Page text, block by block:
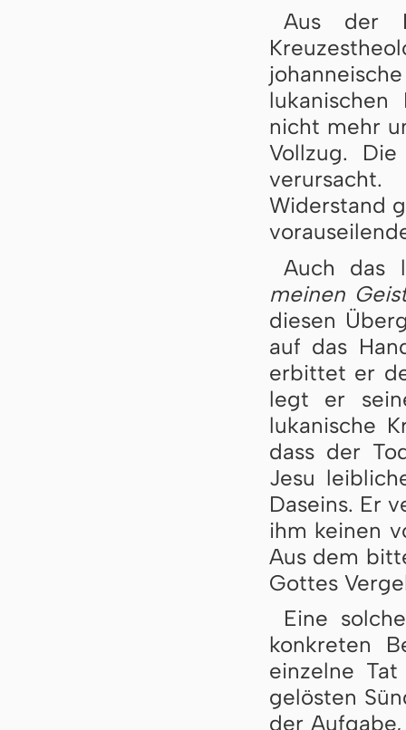
Aus der
nicht mehr
Vollzug.
Widerstand
Auch das
meinen
diesen
auf das
erbittet er
legt er
lukanische
dass der
Jesu
Daseins. Er
ihm keinen
Aus dem
Gottes
Eine
konkreten
einzelne
gelösten
der